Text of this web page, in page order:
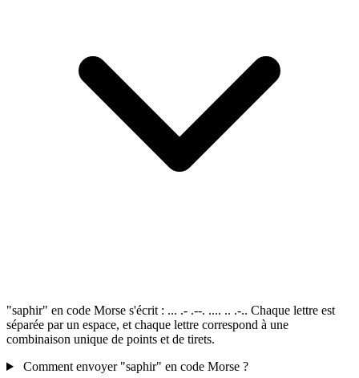
"saphir" en code Morse s'écrit : ... .- .--. .... .. .-.. Chaque lettre est
séparée par un espace, et chaque lettre correspond à une
combinaison unique de points et de tirets.
Comment envoyer "saphir" en code Morse ?